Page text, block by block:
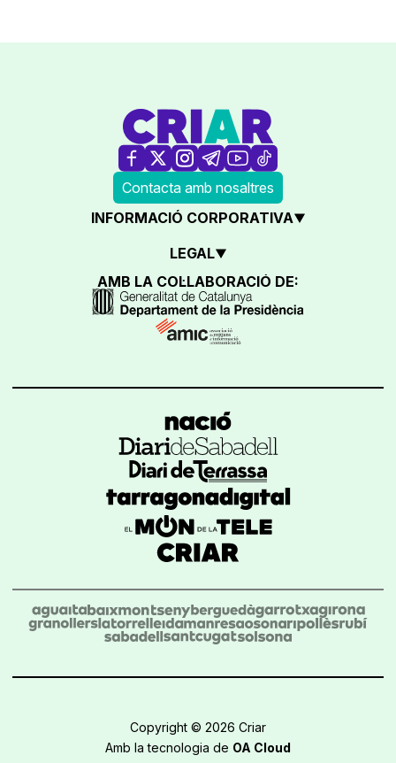
Contacta amb nosaltres
INFORMACIÓ CORPORATIVA
LEGAL
AMB LA COL·LABORACIÓ DE:
Copyright © 2026 Criar
Amb la tecnologia de OA Cloud